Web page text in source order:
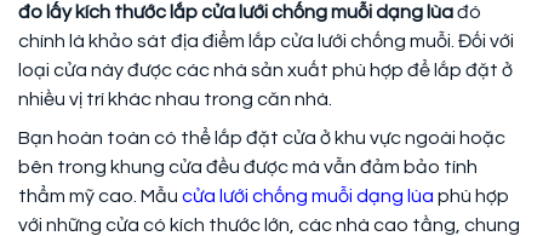
đo lấy kích thước lắp cửa lưới chống muỗi dạng lùađó
chính là khảo sát địa điểm lắp cửa lưới chống muỗi. Đối với
loại cửa này được các nhà sản xuất phù hợp để lắp đặt ở
nhiều vị trí khác nhau trong căn nhà.
Bạn hoàn toàn có thể lắp đặt cửa ở khu vực ngoài hoặc
bên trong khung cửa đều được mà vẫn đảm bảo tính
thẩm mỹ cao. Mẫu cửa lưới chống muỗi dạng lùa phù hợp
với những cửa có kích thước lớn, các nhà cao tầng, chung